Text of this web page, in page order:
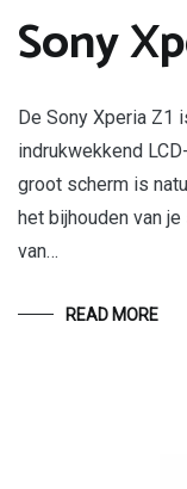
Sony
De Sony Xperia Z1
indrukwekkend
groot scherm is
het bijhouden van
van…
READ MORE